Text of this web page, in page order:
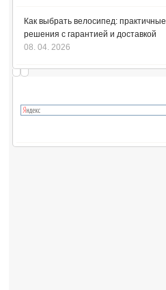
Как выбрать велосипед: практичные
решения с гарантией и доставкой
08. 04. 2026